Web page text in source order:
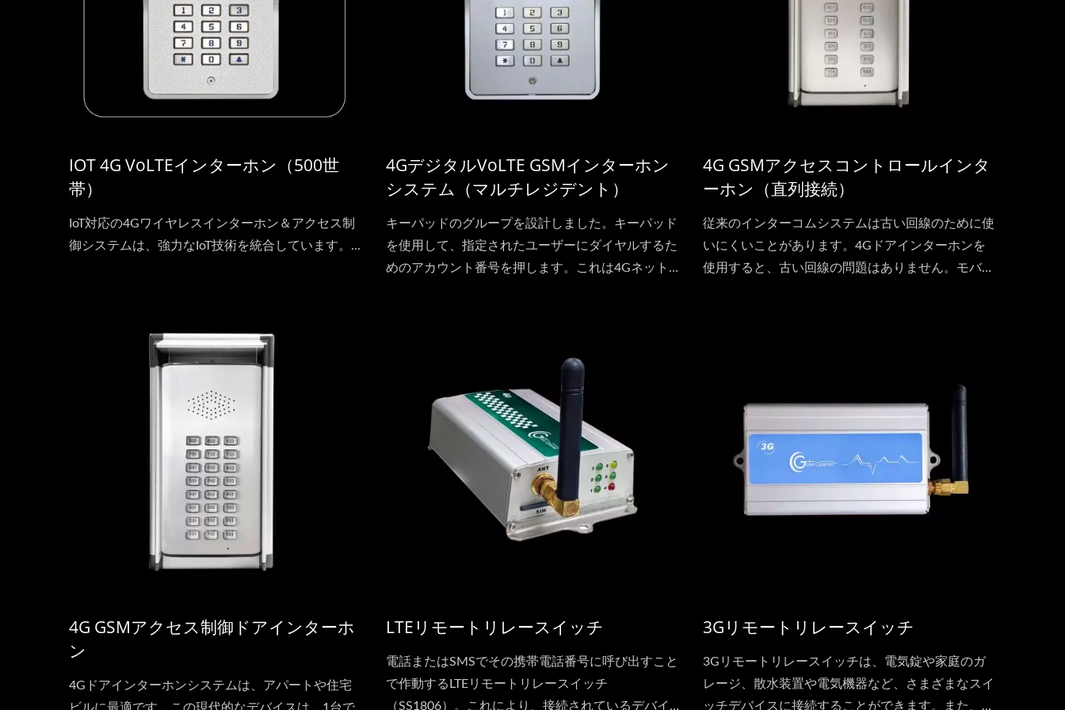
IOT 4G VoLTEインターホン（500世
帯）
IoT対応の4Gワイヤレスインターホン＆アクセス制
御システムは、強力なIoT技術を統合しています。...
4GデジタルVoLTE GSMインターホン
システム（マルチレジデント）
キーパッドのグループを設計しました。キーパッド
を使用して、指定されたユーザーにダイヤルするた
めのアカウント番号を押します。これは4Gネット
4G GSMアクセスコントロールインタ
ーホン（直列接続）
従来のインターコムシステムは古い回線のために使
いにくいことがあります。4Gドアインターホンを
使用すると、古い回線の問題はありません。モバイ
4G GSMアクセス制御ドアインターホ
ン
4Gドアインターホンシステムは、アパートや住宅
LTEリモートリレースイッチ
電話またはSMSでその携帯電話番号に呼び出すこと
で作動するLTEリモートリレースイッチ
（SS1806）。これにより、接続されているデバイ
3Gリモートリレースイッチ
3Gリモートリレースイッチは、電気錠や家庭のガ
レージ、散水装置や電気機器など、さまざまなスイ
ッチデバイスに接続することができます。また、